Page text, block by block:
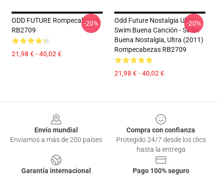
ODD FUTURE Rompecabezas
RB2709
21,98 € - 40,02 €
-20%
Odd Future Nostalgia Ultra -
Swim Buena Canción - Swim
Buena Nostalgia, Ultra (2011)
Rompecabezas RB2709
21,98 € - 40,02 €
-20%
Envío mundial
Enviamos a más de 200 países
Compra con confianza
Protegido 24/7 desde los clics
hasta la entrega
Garantía internacional
Pago 100% seguro